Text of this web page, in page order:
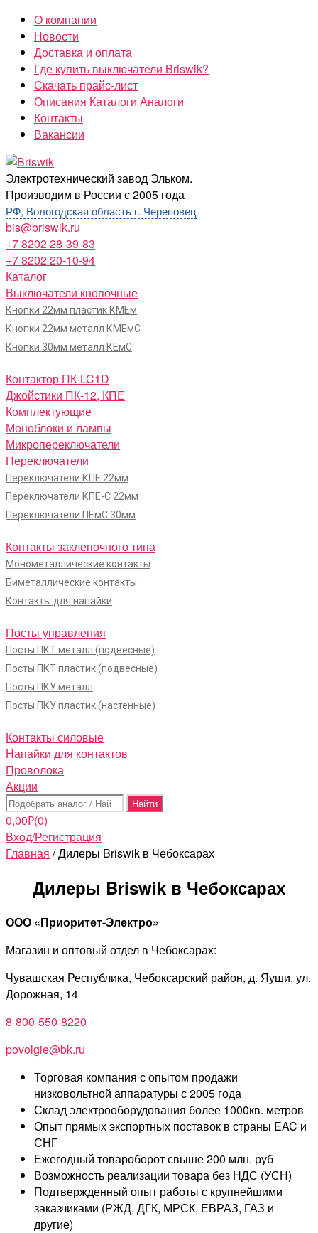
Перейти
содержимому
О компании
Новости
Доставка и оплата
Где купить выключатели Briswik?
Скачать прайс-лист
Описания Каталоги Аналоги
Контакты
Вакансии
Briswik
Электротехнический завод Эльком.
Производим в России с 2005 года
РФ, Вологодская область г. Череповец
bis@briswik.ru
+7 8202 28-39-83
+7 8202 20-10-94
Каталог
Выключатели кнопочные
Кнопки 22мм пластик КМЕм
Кнопки 22мм металл КМЕмС
Кнопки 30мм металл КЕмС
Контактор ПК-LC1D
Джойстики ПК-12, КПЕ
Комплектующие
Моноблоки и лампы
Микропереключатели
Переключатели
Переключатели КПЕ 22мм
Переключатели КПЕ-С 22мм
Переключатели ПЕмС 30мм
Контакты заклепочного типа
Монометаллические контакты
Биметаллические контакты
Контакты для напайки
Посты управления
Посты ПКТ металл (подвесные)
Посты ПКТ пластик (подвесные)
Посты ПКУ металл
Посты ПКУ пластик (настенные)
Контакты силовые
Напайки для контактов
Проволока
Акции
Поиск:
0,00₽(0)
Вход/Регистрация
Главная / Дилеры Briswik в Чебоксарах
Дилеры Briswik в Чебоксарах
ООО «Приоритет-Электро»
Магазин и оптовый отдел в Чебоксарах:
Чувашская Республика, Чебоксарский район, д. Яуши, ул.
Дорожная, 14
8-800-550-8220
povolgie@bk.ru
Торговая компания с опытом продажи
низковольтной аппаратуры с 2005 года
Склад электрооборудования более 1000кв. метров
Опыт прямых экспортных поставок в страны EAC и
СНГ
Ежегодный товароборот свыше 200 млн. руб
Возможность реализации товара без НДС (УСН)
Подтвержденный опыт работы с крупнейшими
заказчиками (РЖД, ДГК, МРСК, ЕВРАЗ, ГАЗ и
другие)